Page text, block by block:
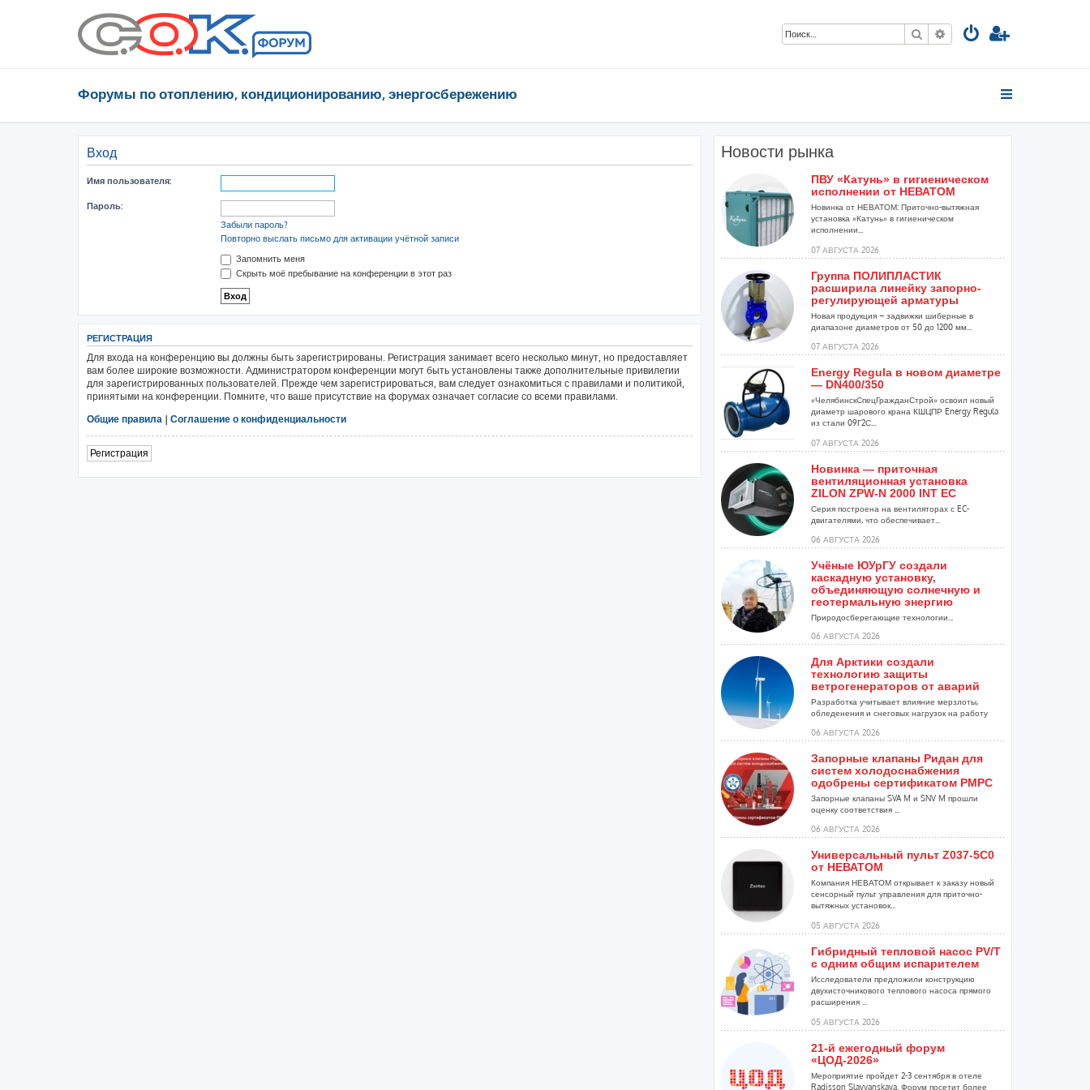
Поиск Расширенный поиск
Форумы по отоплению, кондиционированию, энергосбережению
Вход
Имя пользователя:
Пароль:
Забыли пароль?
Повторно выслать письмо для активации учётной записи
Запомнить меня
Скрыть моё пребывание на конференции в этот раз
РЕГИСТРАЦИЯ
Для входа на конференцию вы должны быть зарегистрированы. Регистрация занимает всего несколько минут, но предоставляет
вам более широкие возможности. Администратором конференции могут быть установлены также дополнительные привилегии
для зарегистрированных пользователей. Прежде чем зарегистрироваться, вам следует ознакомиться с правилами и политикой,
принятыми на конференции. Помните, что ваше присутствие на форумах означает согласие со всеми правилами.
Общие правила | Соглашение о конфиденциальности
Регистрация
Новости рынка
ПВУ «Катунь» в гигиеническом
исполнении от НЕВАТОМ
Новинка от НЕВАТОМ: Приточно-вытяжная
установка «Катунь» в гигиеническом
исполнении...
07 АВГУСТА 2026
Группа ПОЛИПЛАСТИК
расширила линейку запорно-
регулирующей арматуры
Новая продукция – задвижки шиберные в
диапазоне диаметров от 50 до 1200 мм...
07 АВГУСТА 2026
Energy Regula в новом диаметре
— DN400/350
«ЧелябинскСпецГражданСтрой» освоил новый
диаметр шарового крана КШЦПР Energy Regula
из стали 09Г2С...
07 АВГУСТА 2026
Новинка — приточная
вентиляционная установка
ZILON ZPW-N 2000 INT EC
Серия построена на вентиляторах с EC-
двигателями, что обеспечивает...
06 АВГУСТА 2026
Учёные ЮУрГУ создали
каскадную установку,
объединяющую солнечную и
геотермальную энергию
Природосберегающие технологии...
06 АВГУСТА 2026
Для Арктики создали
технологию защиты
ветрогенераторов от аварий
Разработка учитывает влияние мерзлоты,
обледенения и снеговых нагрузок на работу
06 АВГУСТА 2026
Запорные клапаны Ридан для
систем холодоснабжения
одобрены сертификатом РМРС
Запорные клапаны SVA M и SNV M прошли
оценку соответствия ...
06 АВГУСТА 2026
Универсальный пульт Z037-5C0
от НЕВАТОМ
Компания НЕВАТОМ открывает к заказу новый
сенсорный пульт управления для приточно-
вытяжных установок...
05 АВГУСТА 2026
Гибридный тепловой насос PV/T
с одним общим испарителем
Исследователи предложили конструкцию
двухисточникового теплового насоса прямого
расширения ...
05 АВГУСТА 2026
21-й ежегодный форум
«ЦОД-2026»
Мероприятие пройдет 2-3 сентября в отеле
Radisson Slavyanskaya. Форум посетит более